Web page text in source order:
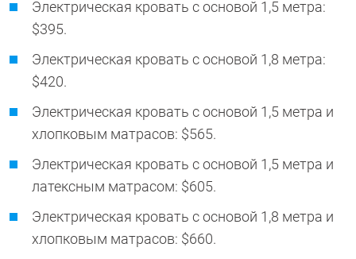
Электрическая кровать с основой 1,5 метра:
$395.
Электрическая кровать с основой 1,8 метра:
$420.
Электрическая кровать с основой 1,5 метра и
хлопковым матрасов: $565.
Электрическая кровать с основой 1,5 метра и
латексным матрасом: $605.
Электрическая кровать с основой 1,8 метра и
хлопковым матрасов: $660.